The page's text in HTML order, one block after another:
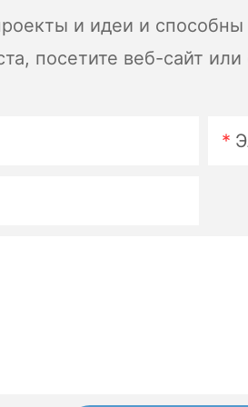
иметь существенное значение в
потребности пользователей, вы
свое фитнес-путешествие,
опытом тренировок.
и идеи и
посетите веб-сайт